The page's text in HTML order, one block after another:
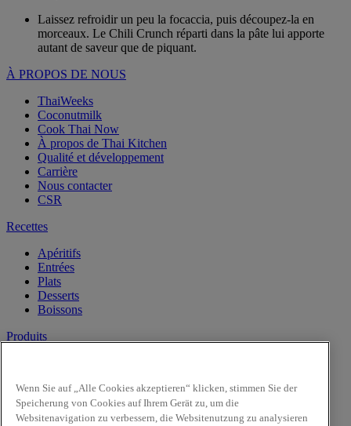
Laissez refroidir un peu la focaccia, puis découpez-la en
morceaux. Le Chili Crunch réparti dans la pâte lui apporte
autant de saveur que de piquant.
À PROPOS DE NOUS
ThaiWeeks
Coconutmilk
Cook Thai Now
À propos de Thai Kitchen
Qualité et développement
Carrière
Nous contacter
CSR
Recettes
Apéritifs
Entrées
Plats
Desserts
Boissons
Produits
Riz & Nouilles
Sauces prêtes à l'emploi
Sauces
Wenn Sie auf „Alle Cookies akzeptieren“ klicken, stimmen Sie der
Speicherung von Cookies auf Ihrem Gerät zu, um die
Websitenavigation zu verbessern, die Websitenutzung zu analysieren